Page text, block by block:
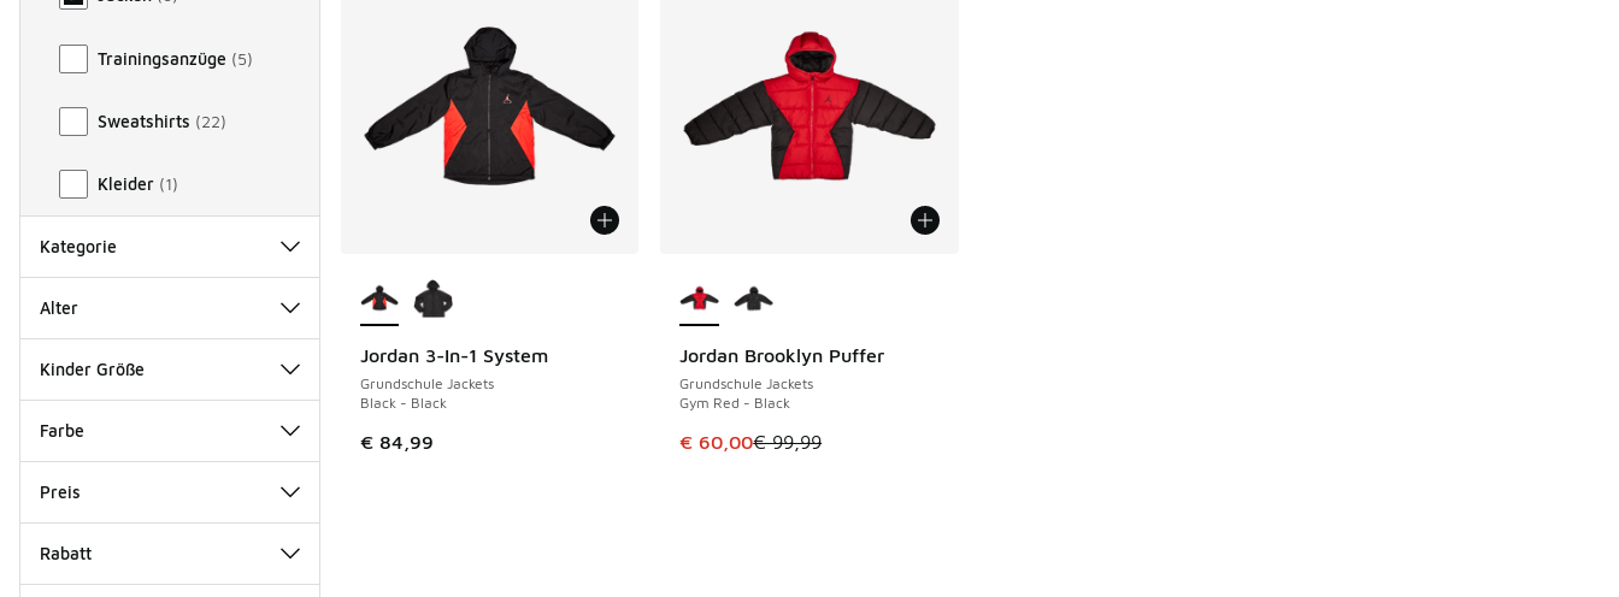
Trainingsanzüge (5)
Sweatshirts (22)
Kleider (1)
Kategorie
Alter
Kinder Größe
Farbe
Preis
Rabatt
Jordan 3-In-1 System
Grundschule Jackets
Black - Black
€ 84,99
NEU Jordan Brooklyn Puffer
Grundschule Jackets
Gym Red - Black
Dieser Artikel ist im Sale. Der Preis ist von € 99,99 auf € 60,00 gefallen
€ 60,00€ 99,99
SPARE 39 €